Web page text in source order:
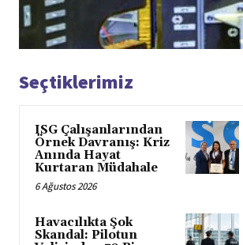
Seçtiklerimiz
ISG Çalışanlarından
Örnek Davranış: Kriz
Anında Hayat
Kurtaran Müdahale
6 Ağustos 2026
Havacılıkta Şok
Skandal: Pilotun